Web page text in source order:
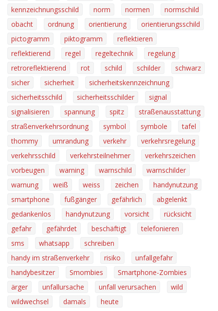
kennzeichnungsschild
norm normen
normschild
obacht
ordnung orientierung
orientierungsschild
pictogramm
piktogramm
reflektieren
reflektierend
regel regeltechnik
regelung
retroreflektierend
rot schild schilder
schwarz
sicher
sicherheit
sicherheitskennzeichnung
sicherheitsschild
sicherheitsschilder
signal
signalisieren
spannung spitz
straßenausstattung
straßenverkehrsordnung
symbol symbole
tafel
thommy
umrandung verkehr
verkehrsregelung
verkehrsschild
verkehrsteilnehmer
verkehrszeichen
vorbeugen
warning warnschild
warnschilder
warnung
weiß weiss zeichen
handynutzung
smartphone
fußgänger gefährlich
abgelenkt
gedankenlos
handynutzung vorsicht
rücksicht
gefahr
gefährdet beschäftigt
telefonieren
sms
whatsapp
schreiben
handy im straßenverkehr
risiko
unfallgefahr
handybesitzer
Smombies
Smartphone-Zombies
ärger
unfallursache unfall verursachen
wild
wildwechsel
damals heute